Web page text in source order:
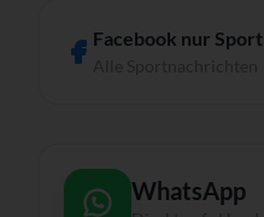
Facebook nur Sport
WhatsApp